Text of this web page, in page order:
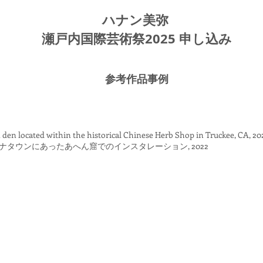
ハナン美弥
瀬戸内国際芸術祭2025 申し込み
参考作品事例
located within the historical Chinese Herb Shop in Truckee, CA,
タウンにあったあへん窟でのインスタレーション, 2022